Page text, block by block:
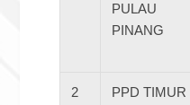
PULAU
PINANG
2
PPD TIMUR